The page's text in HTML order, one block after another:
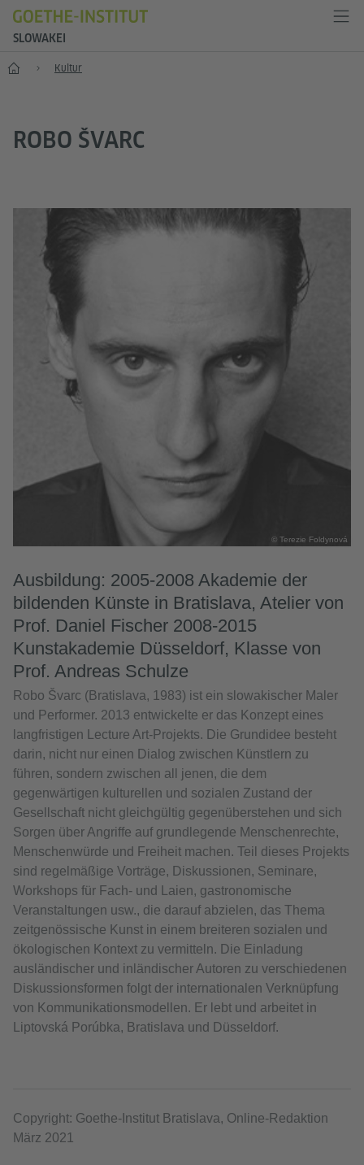
SLOWAKEI
Start Kultur
ROBO ŠVARC
© Terezie Foldynová
Ausbildung: 2005-2008 Akademie der
bildenden Künste in Bratislava, Atelier von
Prof. Daniel Fischer 2008-2015
Kunstakademie Düsseldorf, Klasse von
Prof. Andreas Schulze
Robo Švarc (Bratislava, 1983) ist ein slowakischer Maler
und Performer. 2013 entwickelte er das Konzept eines
langfristigen Lecture Art-Projekts. Die Grundidee besteht
darin, nicht nur einen Dialog zwischen Künstlern zu
führen, sondern zwischen all jenen, die dem
gegenwärtigen kulturellen und sozialen Zustand der
Gesellschaft nicht gleichgültig gegenüberstehen und sich
Sorgen über Angriffe auf grundlegende Menschenrechte,
Menschenwürde und Freiheit machen. Teil dieses Projekts
sind regelmäßige Vorträge, Diskussionen, Seminare,
Workshops für Fach- und Laien, gastronomische
Veranstaltungen usw., die darauf abzielen, das Thema
zeitgenössische Kunst in einem breiteren sozialen und
ökologischen Kontext zu vermitteln. Die Einladung
ausländischer und inländischer Autoren zu verschiedenen
Diskussionsformen folgt der internationalen Verknüpfung
von Kommunikationsmodellen. Er lebt und arbeitet in
Liptovská Porúbka, Bratislava und Düsseldorf.
Copyright: Goethe-Institut Bratislava, Online-Redaktion
März 2021